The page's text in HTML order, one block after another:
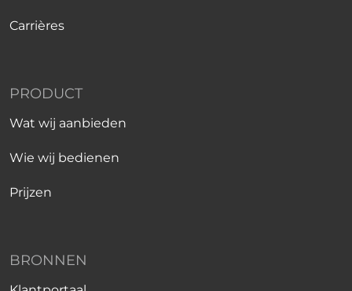
Carrières
PRODUCT
Wat wij aanbieden
Wie wij bedienen
Prijzen
BRONNEN